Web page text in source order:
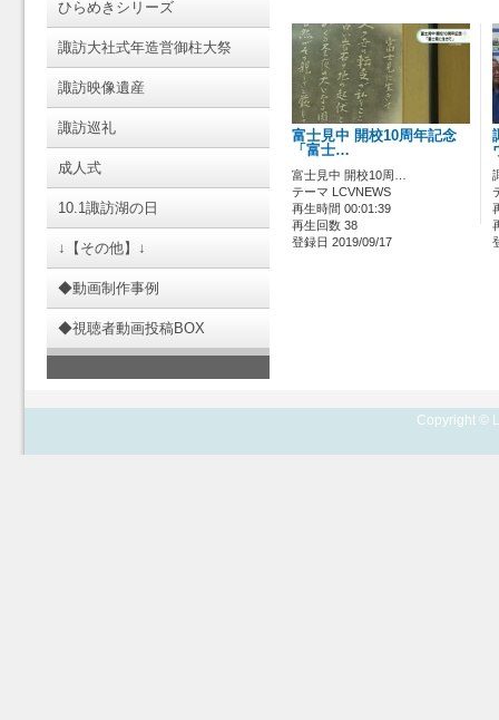
ひらめきシリーズ
諏訪大社式年造営御柱大祭
諏訪映像遺産
諏訪巡礼
成人式
10.1諏訪湖の日
↓【その他】↓
◆動画制作事例
◆視聴者動画投稿BOX
富士見中 開校10周年記念
「富士…
富士見中 開校10周…
テーマ LCVNEWS
再生時間 00:01:39
再生回数 38
登録日 2019/09/17
Copyright ©